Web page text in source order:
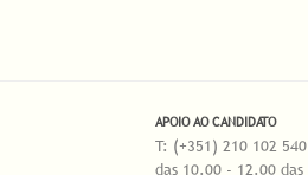
APOIO AO CANDIDATO
T: (+351) 210 102 540
das 10.00 - 12.00 das